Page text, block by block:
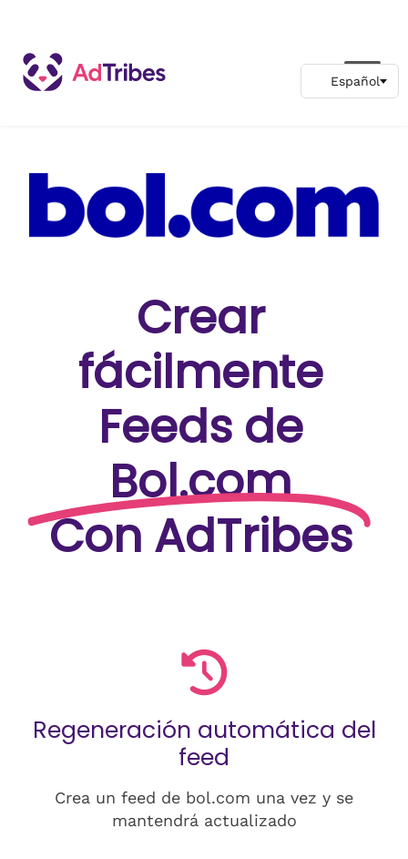
Crear
fácilmente
Feeds de
Bol.com
Con AdTribes
Regeneración automática del
feed
Crea un feed de bol.com una vez y se
mantendrá actualizado